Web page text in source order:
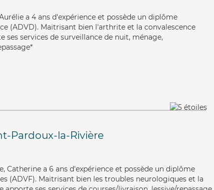
a 4 ans d'expérience et possède un diplôme
(ADVD). Maitrisant bien l'arthrite et la convalescence
ses services de surveillance de nuit, ménage,
Pardoux-la-Rivière
Catherine a 6 ans d'expérience et possède un diplôme
(ADVF). Maitrisant bien les troubles neurologiques et la